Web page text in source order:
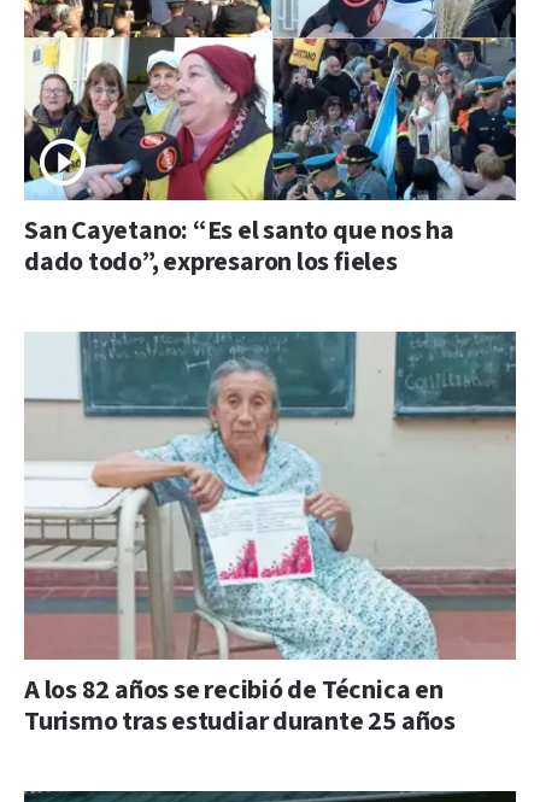
San Cayetano: “Es el santo que nos ha
dado todo”, expresaron los fieles
A los 82 años se recibió de Técnica en
Turismo tras estudiar durante 25 años